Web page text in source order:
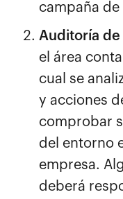
campaña
Auditoría
el área
cual se
y acciones
comprobar
del entorno
empresa.
deberá